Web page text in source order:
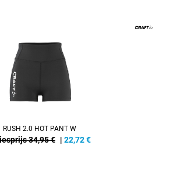
RUSH 2.0 HOT PANT W
34,95 € | 22,72€